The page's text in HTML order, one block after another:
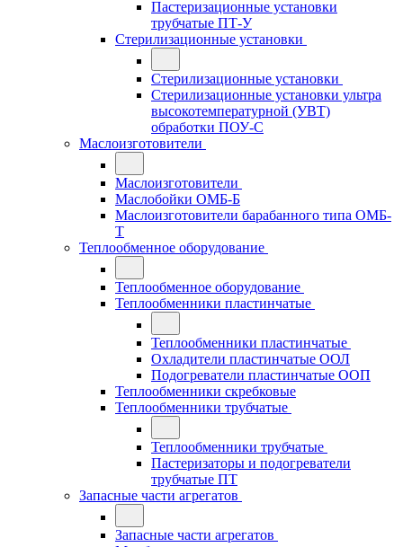
Пастеризационные установки
трубчатые ПТ-У
Стерилизационные установки
Стерилизационные установки
Стерилизационные установки ультра
высокотемпературной (УВТ)
обработки ПОУ-С
Маслоизготовители
Маслоизготовители
Маслобойки ОМБ-Б
Маслоизготовители барабанного типа ОМБ-
Т
Теплообменное оборудование
Теплообменное оборудование
Теплообменники пластинчатые
Теплообменники пластинчатые
Охладители пластинчатые ООЛ
Подогреватели пластинчатые ООП
Теплообменники скребковые
Теплообменники трубчатые
Теплообменники трубчатые
Пастеризаторы и подогреватели
трубчатые ПТ
Запасные части агрегатов
Запасные части агрегатов